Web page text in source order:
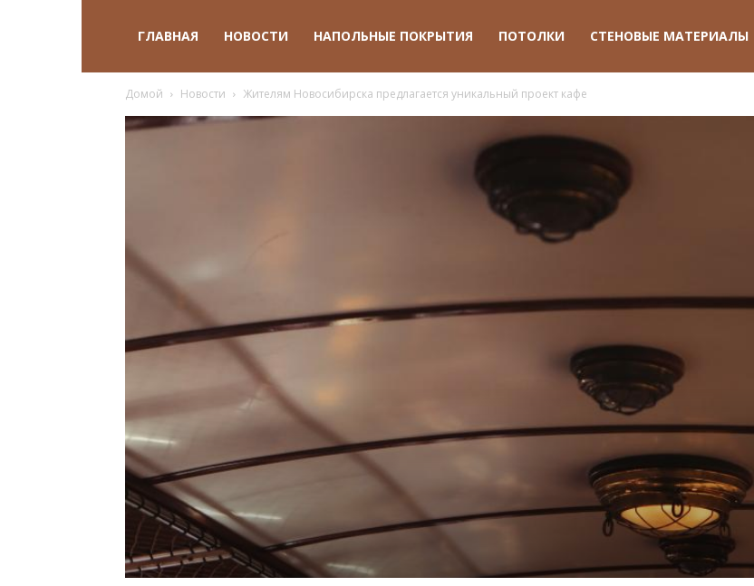
ГЛАВНАЯ НОВОСТИ НАПОЛЬНЫЕ ПОКРЫТИЯ ПОТОЛКИ СТЕНОВЫЕ МАТЕРИАЛЫ
Домой Новости Жителям Новосибирска предлагается уникальный проект кафе